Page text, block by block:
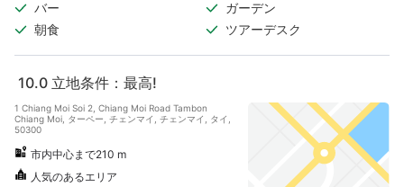
バー
ガーデン
朝食
ツアーデスク
10.0 立地条件：最高!
1 Chiang Moi Soi 2, Chiang Moi Road Tambon
Chiang Moi, ターペー, チェンマイ, チェンマイ, タイ,
50300
市内中心まで210 m
人気のあるエリア